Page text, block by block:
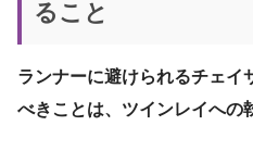
ること
ランナーに避けられるチェイ
べきことは、ツインレイへの